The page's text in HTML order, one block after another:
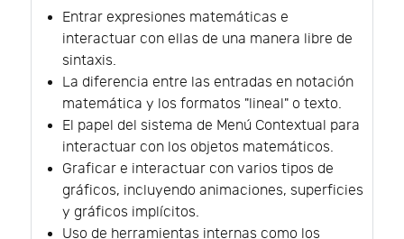
Entrar expresiones matemáticas e
interactuar con ellas de una manera libre de
sintaxis.
La diferencia entre las entradas en notación
matemática y los formatos "lineal" o texto.
El papel del sistema de Menú Contextual para
interactuar con los objetos matemáticos.
Graficar e interactuar con varios tipos de
gráficos, incluyendo animaciones, superficies
y gráficos implícitos.
Uso de herramientas internas como los